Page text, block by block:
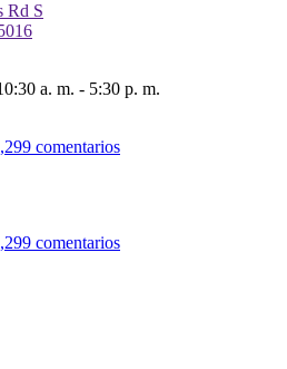
Rd S
a. m. - 5:30 p. m.
comentarios
comentarios